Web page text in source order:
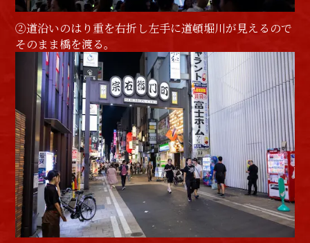
②道沿いのはり重を右折し左手に道頓堀川が見えるので
そのまま橋を渡る。